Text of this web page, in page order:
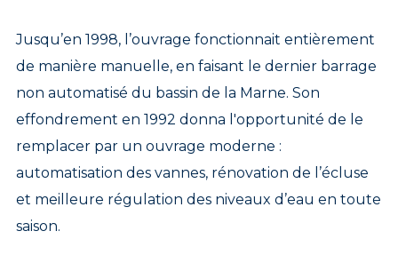
Jusqu’en 1998, l’ouvrage fonctionnait entièrement
de manière manuelle, en faisant le dernier barrage
non automatisé du bassin de la Marne. Son
effondrement en 1992 donna l'opportunité de le
remplacer par un ouvrage moderne :
automatisation des vannes, rénovation de l’écluse
et meilleure régulation des niveaux d’eau en toute
saison.